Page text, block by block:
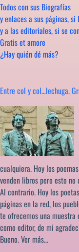
Todos con sus Biografías
y enlaces a sus páginas,
y a las editoriales, si se
Gratis et amore
¿Hay quién dé más?
Entre col y col…lechuga.
cualquiera. Hoy los
venden libros pero esto
Al contrario. Hoy los
páginas en la red, los
te ofrecemos una muestra
como editor, de mi
Bueno.Ver más…